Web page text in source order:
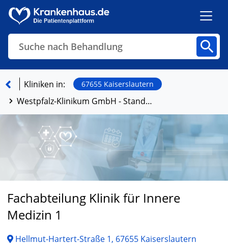
Suche nach Behandlung
Finden
Kliniken in: 67655 Kaiserslautern
Westpfalz-Klinikum GmbH - Standort I Kaiserslautern
Fachabteilung Klinik für Innere
Medizin 1
Hellmut-Hartert-Straße 1, 67655 Kaiserslautern